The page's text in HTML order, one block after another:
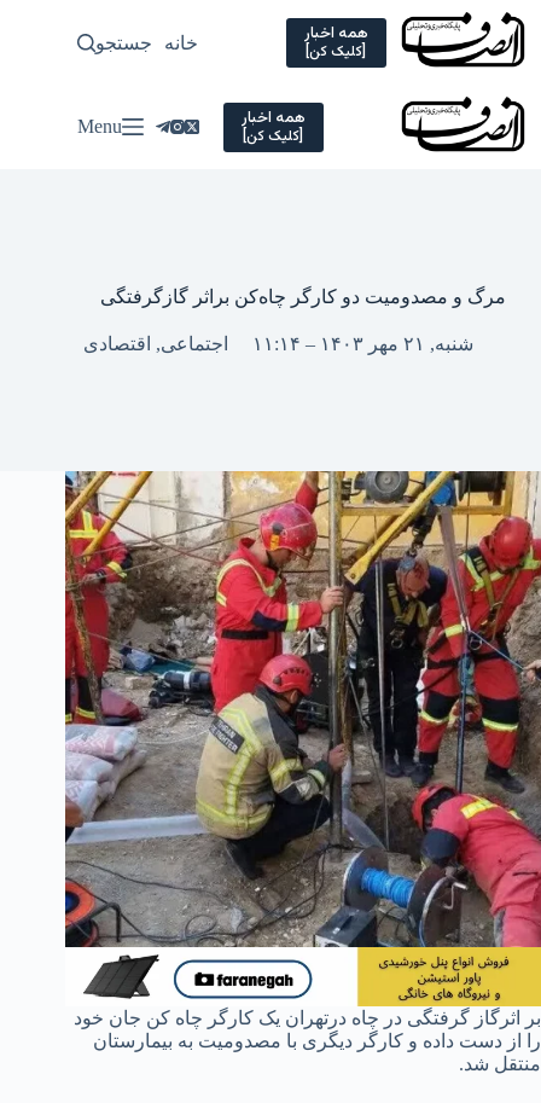
Skip
content
همه اخبار
[کلیک کن] خانه سیاسی
جستجو
همه اخبار
[کلیک کن] Menu
مرگ و مصدومیت دو کارگر چاه‌کن براثر گازگرفتگی
شنبه, ۲۱ مهر ۱۴۰۳ – ۱۱:۱۴ اجتماعی, اقتصادی
بر اثرگاز گرفتگی در چاه درتهران یک کارگر چاه کن جان خود
را از دست داده و کارگر دیگری با مصدومیت به بیمارستان
منتقل شد.